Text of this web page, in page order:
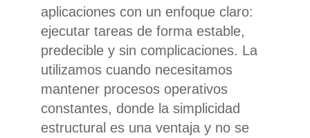
aplicaciones con un enfoque claro:
ejecutar tareas de forma estable,
predecible y sin complicaciones. La
utilizamos cuando necesitamos
mantener procesos operativos
constantes, donde la simplicidad
estructural es una ventaja y no se